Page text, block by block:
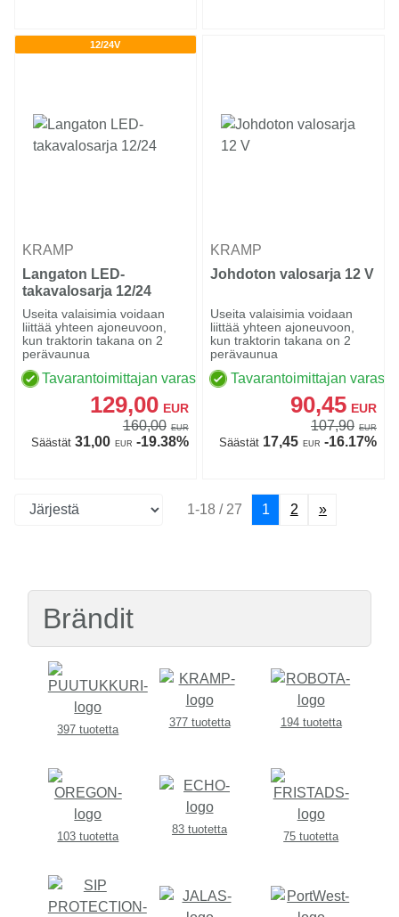
12/24V
KRAMP
Langaton LED-
takavalosarja 12/24
Useita valaisimia voidaan
liittää yhteen ajoneuvoon,
kun traktorin takana on 2
perävaunua
Tavarantoimittajan varastossa
129,00 EUR
160,00 EUR
Säästät31,00 EUR -19.38%
KRAMP
Johdoton valosarja 12 V
Useita valaisimia voidaan
liittää yhteen ajoneuvoon,
kun traktorin takana on 2
perävaunua
Tavarantoimittajan
90,45 EUR
107,90 EUR
Säästät17,45 EUR -16.17%
1-18 / 27 1 2 »
Brändit
397 tuotetta
377 tuotetta 194 tuotetta
103 tuotetta
83 tuotetta
75 tuotetta